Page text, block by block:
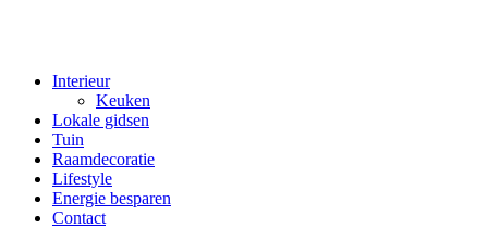
Interieur
Keuken
Lokale gidsen
Tuin
Raamdecoratie
Lifestyle
Energie besparen
Contact